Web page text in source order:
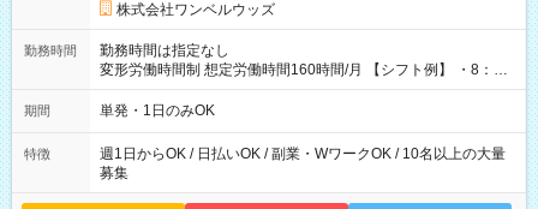
株式会社ワンベルウッズ
勤務時間
勤務時間は指定なし
変形労働時間制 想定労働時間160時間/月 【シフト例】 ・8：00
～21：00
期間 単発・1日のみOK
特徴
週1日からOK / 日払いOK / 副業・WワークOK / 10名以上の大量
募集